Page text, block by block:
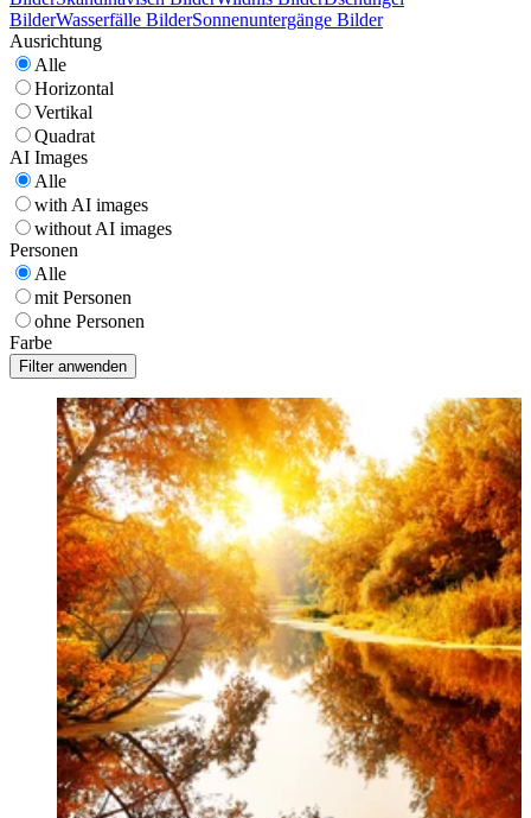
BilderWasserfälle BilderSonnenuntergänge Bilder
Ausrichtung
Alle
Horizontal
Vertikal
Quadrat
AI Images
Alle
with AI images
without AI images
Personen
Alle
mit Personen
ohne Personen
Farbe